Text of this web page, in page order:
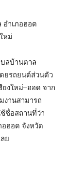
ำเภอฮอด
หม่
ลบ้านตาล
ยรถยนต์ส่วนตัว
ยงใหม่–ฮอด จาก
งานสามารถ
ชื่อสถานที่ว่า
ฮอด จังหวัด
ย